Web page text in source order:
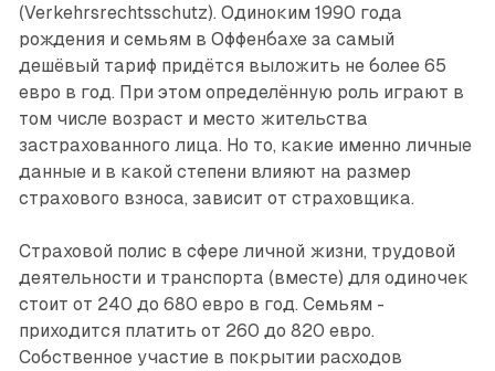
(Verkehrsrechtsschutz). Одиноким 1990 года
рождения и семьям в Оффенбахе за самый
дешёвый тариф придётся выложить не более 65
евро в год. При этом определённую роль играют в
том числе возраст и место жительства
застрахованного лица. Но то, какие именно личные
данные и в какой степени влияют на размер
страхового взноса, зависит от страховщика.
Страховой полис в сфере личной жизни, трудовой
деятельности и транспорта (вместе) для одиночек
стоит от 240 до 680 евро в год. Семьям ­
приходится платить от 260 до 820 евро.
Собственное участие в покрытии расходов